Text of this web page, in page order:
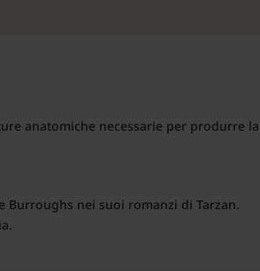
anatomiche necessarie per produrre la
Burroughs nei suoi romanzi di Tarzan.